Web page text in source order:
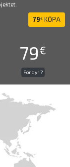
79€ KÖPA
79€
För dyr ?